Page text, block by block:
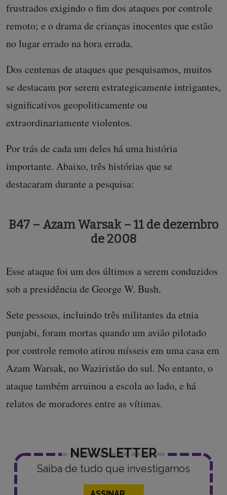
frustrados exigindo o fim dos ataques por controle
remoto; e o drama de crianças inocentes que estão
no lugar errado na hora errada.
Dos centenas de ataques que pesquisamos, muitos
se destacam por serem estrategicamente intrigantes,
significativos geopoliticamente ou
extraordinariamente violentos.
Por trás de cada um deles há uma história
importante. Abaixo, três histórias que se
destacaram durante a pesquisa:
B47 – Azam Warsak – 11 de dezembro
de 2008
Esse ataque foi um dos últimos a serem conduzidos
sob a presidência de George W. Bush.
Sete pessoas, incluindo três militantes da etnia
punjabi, foram mortas quando um avião pilotado
por controle remoto atirou mísseis em uma casa em
Azam Warsak, no Waziristão do sul. No entanto, o
ataque também arruinou a escola ao lado, e há
relatos de moradores entre as vítimas.
NEWSLETTER
Saiba de tudo que investigamos